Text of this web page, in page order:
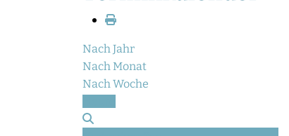
Nach Jahr
Nach Monat
Nach Woche